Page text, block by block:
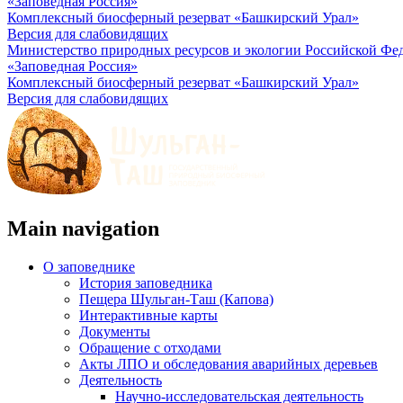
Комплексный биосферный резерват «Башкирский Урал»
Версия для слабовидящих
Министерство природных ресурсов и экологии Российской
«Заповедная Россия»
Комплексный биосферный резерват «Башкирский Урал»
Версия для слабовидящих
Main navigation
О заповеднике
История заповедника
Пещера Шульган-Таш (Капова)
Интерактивные карты
Документы
Обращение с отходами
Акты ЛПО и обследования аварийных деревьев
Деятельность
Научно-исследовательская деятельность